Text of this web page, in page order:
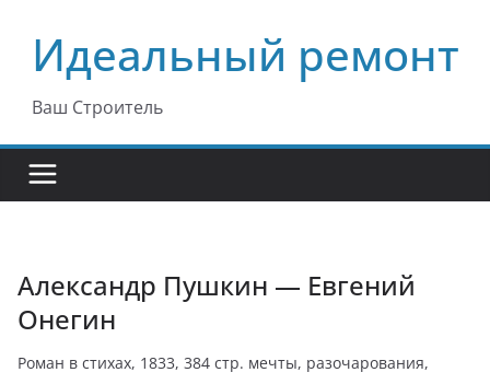
содержимому
Идеальный ремонт
Ваш Строитель
Александр Пушкин — Евгений
Онегин
Роман в стихах, 1833, 384 стр. мечты, разочарования,